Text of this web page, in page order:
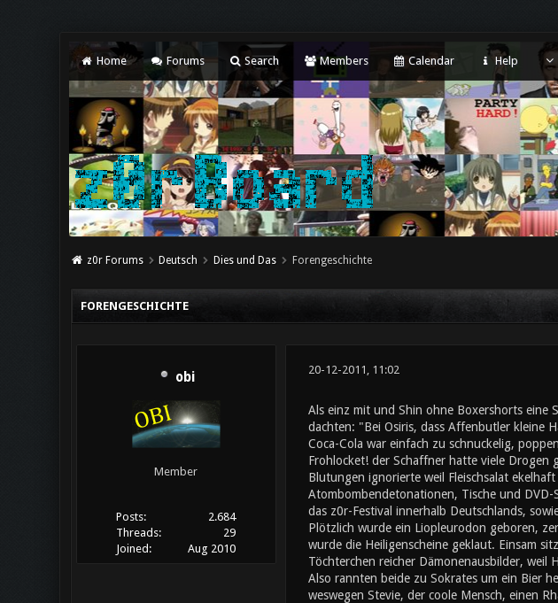
Home Forums Search Members Calendar Help
z0r Forums Deutsch Dies und Das Forengeschichte
FORENGESCHICHTE
obi
Member
Posts:
2.684
Threads:
29
Joined:
Aug 2010
20-12-2011, 11:02
Als einz mit und Shin ohne Boxershorts eine
dachten: "Bei Osiris, dass Affenbutler kleine
Coca-Cola war einfach zu schnuckelig,
Frohlocket! der Schaffner hatte viele Drogen
Blutungen ignorierte weil Fleischsalat
Atombombendetonationen, Tische und DVD-
das z0r-Festival innerhalb Deutschlands,
Plötzlich wurde ein Liopleurodon geboren,
wurde die Heiligenscheine geklaut. Einsam
Töchterchen reicher Dämonenausbilder, weil
Also rannten beide zu Sokrates um ein Bier
weswegen Stevie, der coole Mensch, einen